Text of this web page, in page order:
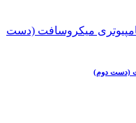
(دست دوم)